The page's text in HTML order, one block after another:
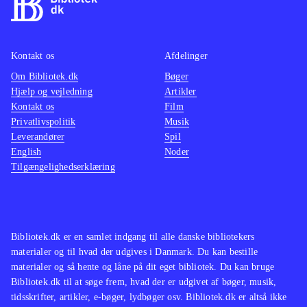
ikke spilbart men består kun af
mellemsekvenserne fra spillet.
og selve spillet er forbedret og med
mere indhold
Spilserien "Final Fantasy" er en af de
mest populære indenfor genren, i
både Vesten og Østen men ellers har
Sony efterhånden genudgivet flere af
de ældre PS2-klassikere i serien
and Daxter trilogy.
God opdatering af en spilklassiker
med mere indhold og flottere grafik,
stadig med småproblemer i spillet
Bibliotek.dk er en samlet indgang til alle danske bibliotekers
materialer og til hvad der udgives i Danmark. Du kan bestille
materialer og så hente og låne på dit eget bibliotek. Du kan bruge
Bibliotek.dk til at søge frem, hvad der er udgivet af bøger, musik,
tidsskrifter, artikler, e-bøger, lydbøger osv. Bibliotek.dk er altså ikke
Kontakt os
Om Bibliotek.dk
Hjælp og vejledning
Kontakt os
Privatlivspolitik
Leverandører
English
Tilgængelighedserklæring
Afdelinger
Bøger
Artikler
Film
Musik
Spil
Noder